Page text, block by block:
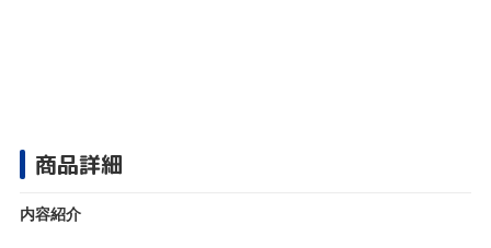
商品詳細
内容紹介